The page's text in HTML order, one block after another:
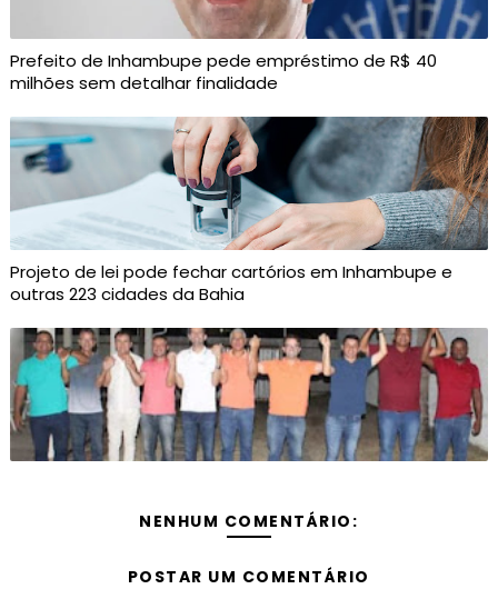
Prefeito de Inhambupe pede empréstimo de R$ 40
milhões sem detalhar finalidade
Projeto de lei pode fechar cartórios em Inhambupe e
outras 223 cidades da Bahia
NENHUM COMENTÁRIO:
POSTAR UM COMENTÁRIO